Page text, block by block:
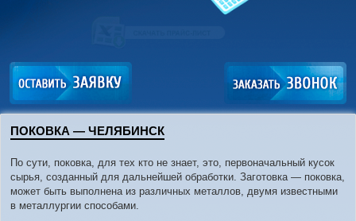
ПОКОВКА — ЧЕЛЯБИНСК
По сути, поковка, для тех кто не знает, это, первоначальный кусок
сырья, созданный для дальнейшей обработки. Заготовка — поковка,
может быть выполнена из различных металлов, двумя известными
в металлургии способами.